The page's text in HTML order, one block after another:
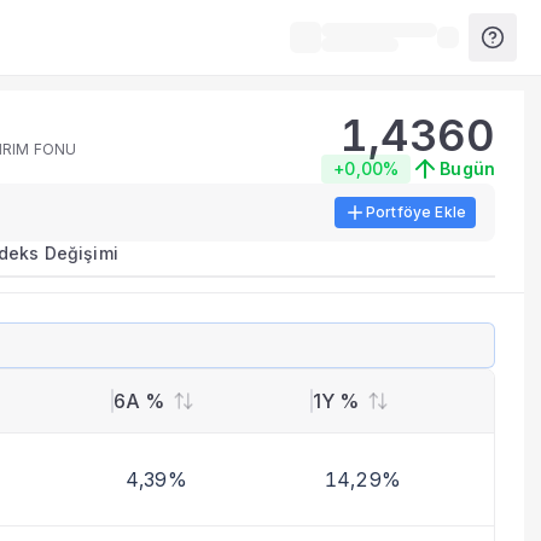
metrikleri listelenir.
benzer fonları inceleyebilirsiniz.
FONU
1,4360
+0,00% Bugün
Portföye Ekle
Değişimi
6A % 1Y %
4,39% 14,29%